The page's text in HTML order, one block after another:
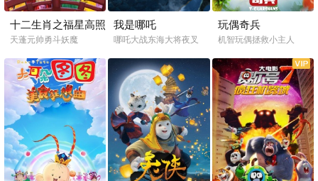
十二生肖之福星高照
朱小八
天蓬元帅勇斗妖魔
我是哪吒
哪吒大战东海大将夜叉
玩偶奇兵
机智玩偶拯救小主人